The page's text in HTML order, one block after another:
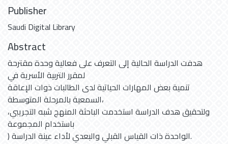
Publisher
Saudi Digital Library
Abstract
هدفت الدراسة الحالية إلى التعرف على فعالية وحدة مقترحة
لمقرر التربية الأسرية في
تنمية بعض المهارات الحياتية لدى الطالبات ذوات الإعاقة
السمعية بالمرحلة المتوسطة،
ولتحقيق هدف الدراسة استخدمت الباحثة المنهج شبه التجريبي،
باستخدام المجموعة
) الواحدة ذات القياس القبلي والبعدي لأداء عينة الدراسة.